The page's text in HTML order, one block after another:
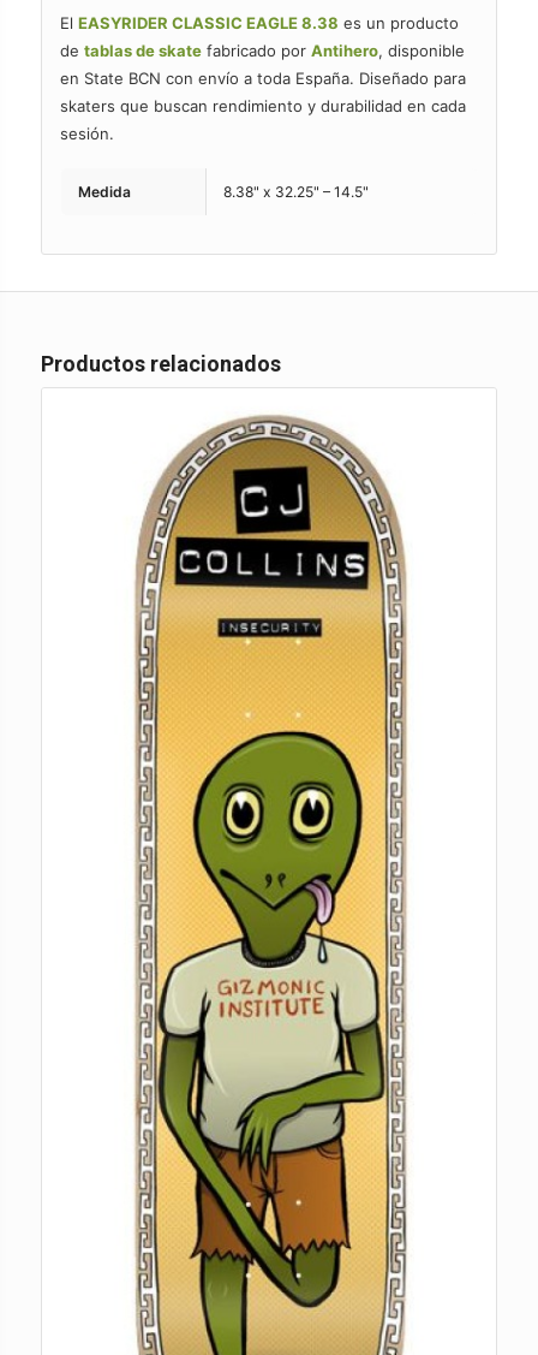
El EASYRIDER CLASSIC EAGLE 8.38 es un producto
de tablas de skatefabricado por Antihero, disponible
en State BCN con envío a toda España. Diseñado para
skaters que buscan rendimiento y durabilidad en cada
sesión.
Medida 8.38" x 32.25" – 14.5"
Productos relacionados